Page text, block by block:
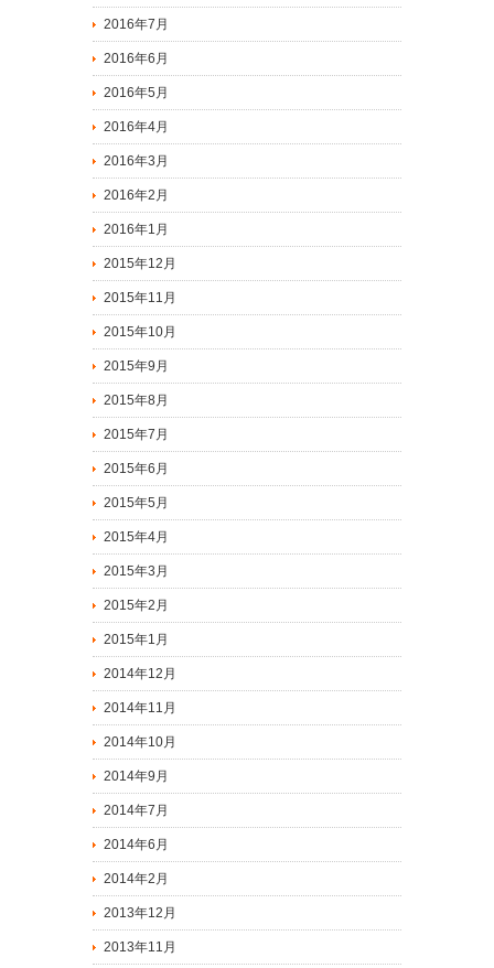
2016年7月
2016年6月
2016年5月
2016年4月
2016年3月
2016年2月
2016年1月
2015年12月
2015年11月
2015年10月
2015年9月
2015年8月
2015年7月
2015年6月
2015年5月
2015年4月
2015年3月
2015年2月
2015年1月
2014年12月
2014年11月
2014年10月
2014年9月
2014年7月
2014年6月
2014年2月
2013年12月
2013年11月